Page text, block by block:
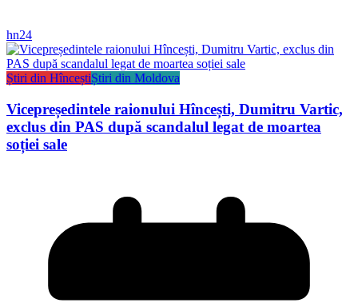
hn24
Știri din HînceștiȘtiri din Moldova
Vicepreședintele raionului Hîncești, Dumitru Vartic,
exclus din PAS după scandalul legat de moartea
soției sale